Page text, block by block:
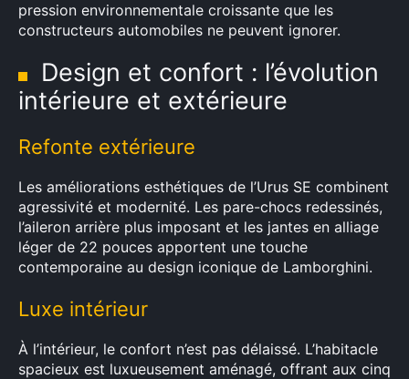
pression environnementale croissante que les
constructeurs automobiles ne peuvent ignorer.
Design et confort : l’évolution
intérieure et extérieure
Refonte extérieure
Les améliorations esthétiques de l’Urus SE combinent
agressivité et modernité. Les pare-chocs redessinés,
l’aileron arrière plus imposant et les jantes en alliage
léger de 22 pouces apportent une touche
contemporaine au design iconique de Lamborghini.
Luxe intérieur
À l’intérieur, le confort n’est pas délaissé. L’habitacle
spacieux est luxueusement aménagé, offrant aux cinq